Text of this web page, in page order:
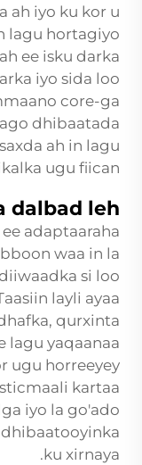
ah iyo ku kor u
lagu hortagiyo
ee isku darka
iyo sida loo
core-ga
dhibaatada
ah in lagu
ugu fiican.
dalbad leh
adaptaaraha
waa in la
si loo
layli ayaa
qurxinta
lagu yaqaanaa
ugu horreeyey
kartaa
iyo la go'ado
ku xirnaya.